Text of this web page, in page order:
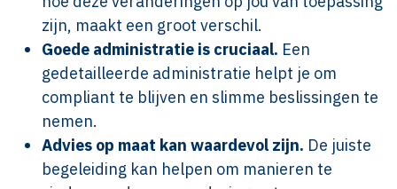
zijn, maakt een groot verschil.
Goede administratie is cruciaal. Een
gedetailleerde administratie helpt je om
compliant te blijven en slimme beslissingen te
nemen.
Advies op maat kan waardevol zijn. De juiste
begeleiding kan helpen om manieren te